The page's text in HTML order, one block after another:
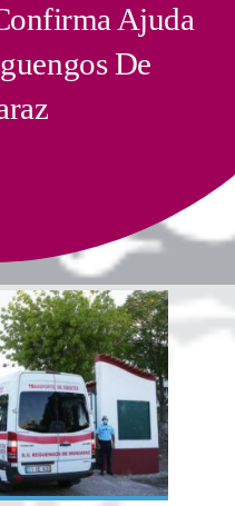
Comunicação
Junte-Se A Nós
Contatos
Ajuda
De